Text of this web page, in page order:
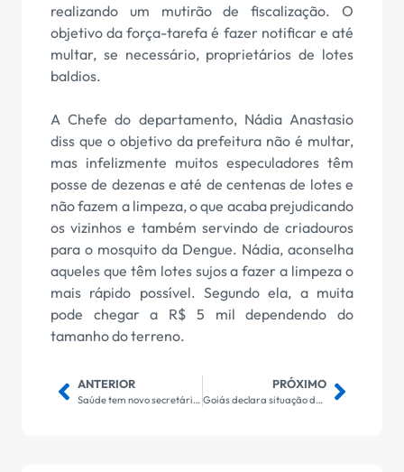
realizando um mutirão de fiscalização. O
objetivo da força-tarefa é fazer notificar e até
multar, se necessário, proprietários de lotes
baldios.
A Chefe do departamento, Nádia Anastasio
diss que o objetivo da prefeitura não é multar,
mas infelizmente muitos especuladores têm
posse de dezenas e até de centenas de lotes e
não fazem a limpeza, o que acaba prejudicando
os vizinhos e também servindo de criadouros
para o mosquito da Dengue. Nádia, aconselha
aqueles que têm lotes sujos a fazer a limpeza o
mais rápido possível. Segundo ela, a muita
pode chegar a R$ 5 mil dependendo do
tamanho do terreno.
ANTERIOR
Saúde tem novo secretário e vai intensificar ações no interior
PRÓXIMO
Goiás declara situação de emergência por causa da dengue